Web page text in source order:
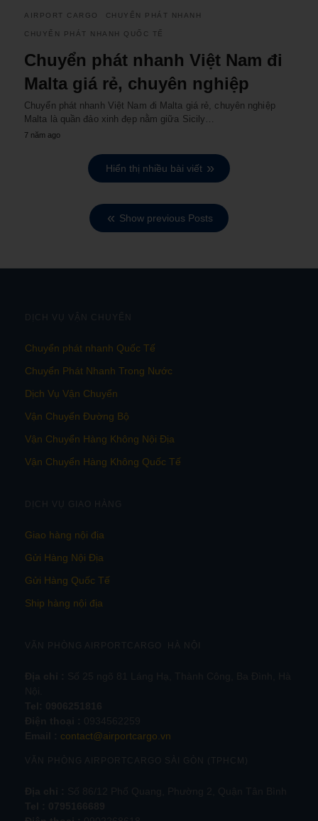
AIRPORT CARGO CHUYỂN PHÁT NHANH
CHUYỂN PHÁT NHANH QUỐC TẾ
Chuyển phát nhanh Việt Nam đi
Malta giá rẻ, chuyên nghiệp
Chuyển phát nhanh Việt Nam đi Malta giá rẻ, chuyên nghiệp
Malta là quần đảo xinh đẹp nằm giữa Sicily…
7 năm ago
Hiển thị nhiều bài viết
Show previous Posts
DỊCH VỤ VẬN CHUYỂN
Chuyển phát nhanh Quốc Tế
Chuyển Phát Nhanh Trong Nước
Dịch Vụ Vận Chuyển
Vận Chuyển Đường Bộ
Vận Chuyển Hàng Không Nội Địa
Vận Chuyển Hàng Không Quốc Tế
DỊCH VỤ GIAO HÀNG
Giao hàng nội địa
Gửi Hàng Nội Địa
Gửi Hàng Quốc Tế
Ship hàng nội địa
VĂN PHÒNG AIRPORTCARGO HÀ NỘI
contact@airportcargo.vn
VĂN PHÒNG AIRPORTCARGO SÀI GÒN (TPHCM)